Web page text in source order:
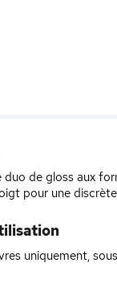
duo de gloss aux
pour une
uniquement,